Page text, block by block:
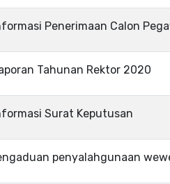
Penerimaan Calon
Tahunan Rektor 2020
Surat Keputusan
penyalahgunaan